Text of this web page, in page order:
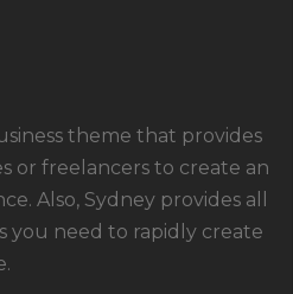
theme that provides
or freelancers to create an
Also, Sydney provides all
you need to rapidly create